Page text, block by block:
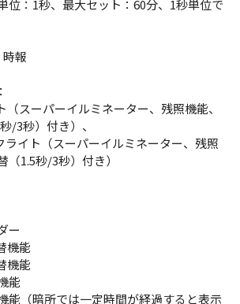
位：1秒、最大セット：60分、1秒単位で
報
（スーパーイルミネーター、残照機能、
/3秒）付き）、
ライト（スーパーイルミネーター、残照
1.5秒/3秒）付き）
ー
機能
機能
能
能（暗所では一定時間が経過すると表示